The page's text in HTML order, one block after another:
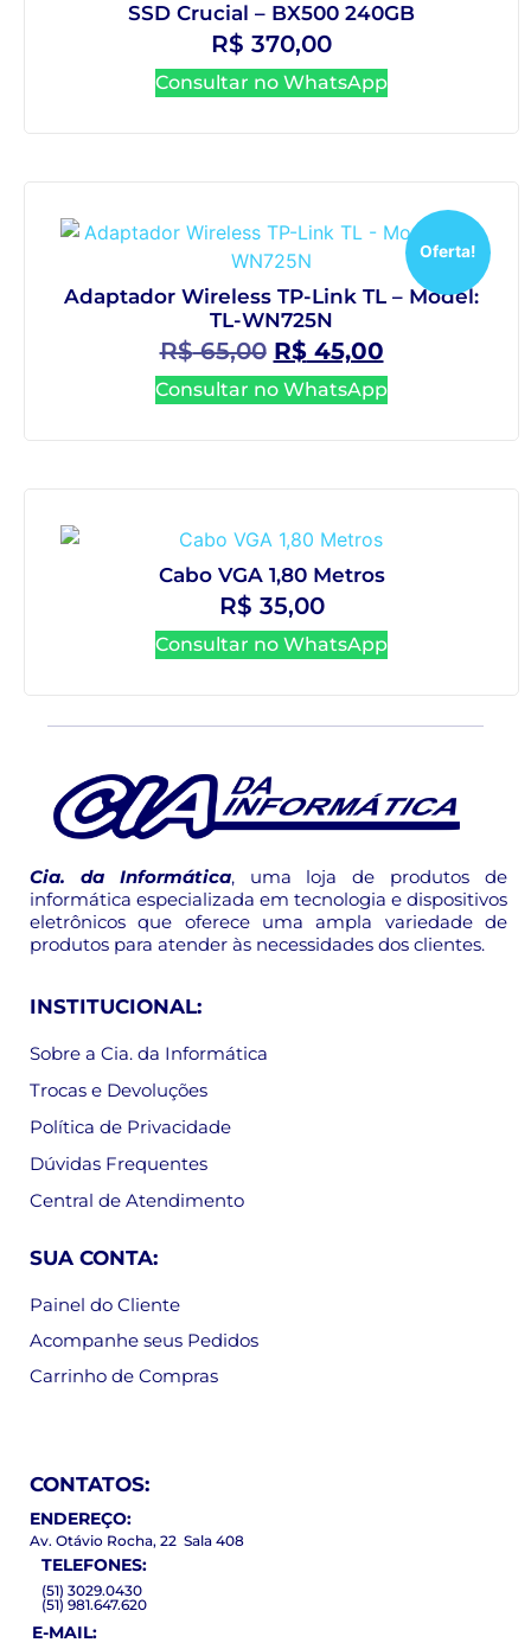
SSD Crucial – BX500 240GB
R$ 370,00
Consultar no WhatsApp
Oferta!
Adaptador Wireless TP-Link TL – Model:
TL-WN725N
R$65,00 R$45,00
Consultar no WhatsApp
Cabo VGA 1,80 Metros
R$ 35,00
Consultar no WhatsApp
Cia. da Informática, uma loja de produtos de
informática especializada em tecnologia e dispositivos
eletrônicos que oferece uma ampla variedade de
produtos para atender às necessidades dos clientes.
INSTITUCIONAL:
Sobre a Cia. da Informática
Trocas e Devoluções
Política de Privacidade
Dúvidas Frequentes
Central de Atendimento
SUA CONTA:
Painel do Cliente
Acompanhe seus Pedidos
Carrinho de Compras
CONTATOS:
ENDEREÇO:
Av. Otávio Rocha, 22 Sala 408
TELEFONES:
(51) 3029.0430
(51) 981.647.620
E-MAIL: